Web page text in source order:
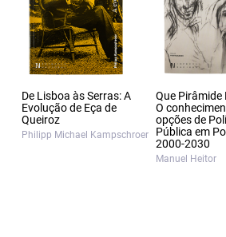
De Lisboa às Serras: A
Evolução de Eça de
Queiroz
Philipp Michael Kampschroer
Que Pirâmide
O
opções de
Pública em
2000‑2030
Manuel Heitor